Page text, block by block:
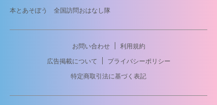
本とあそぼう 全国訪問おはなし隊
お問い合わせ
利用規約
広告掲載について
プライバシーポリシー
特定商取引法に基づく表記